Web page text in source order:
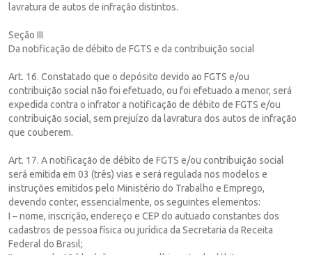
lavratura de autos de infração distintos.
Seção III
Da notificação de débito de FGTS e da contribuição social
Art. 16. Constatado que o depósito devido ao FGTS e/ou
contribuição social não foi efetuado, ou foi efetuado a menor, será
expedida contra o infrator a notificação de débito de FGTS e/ou
contribuição social, sem prejuízo da lavratura dos autos de infração
que couberem.
Art. 17. A notificação de débito de FGTS e/ou contribuição social
será emitida em 03 (três) vias e será regulada nos modelos e
instruções emitidos pelo Ministério do Trabalho e Emprego,
devendo conter, essencialmente, os seguintes elementos:
I – nome, inscrição, endereço e CEP do autuado constantes dos
cadastros de pessoa física ou jurídica da Secretaria da Receita
Federal do Brasil;